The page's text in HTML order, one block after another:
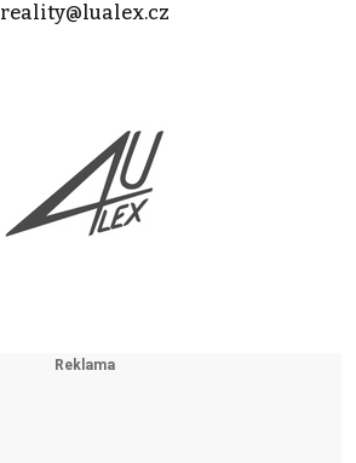
reality@lualex.cz